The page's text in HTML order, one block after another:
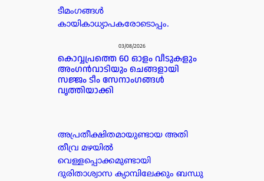
ടീമംഗങ്ങൾ
കായികാധ്യാപകരോടൊപ്പം.
03/08/2026
കൊവ്വപ്രത്തെ 60 ഓളം വീടുകളും
അംഗൻവാടിയും ചെങ്ങളായി
സജ്ജം ടീം സേനാംഗങ്ങൾ
വൃത്തിയാക്കി
അപ്രതീക്ഷിതമായുണ്ടായ അതി
തീവ്ര മഴയിൽ
വെള്ളപ്പൊക്കമുണ്ടായി
ദുരിതാശ്വാസ ക്യാമ്പിലേക്കും ബന്ധു